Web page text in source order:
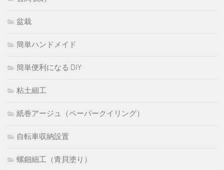
盆栽
簡単ハンドメイド
簡単便利になる DIY
粘土細工
紙巻アージュ（ペーパークイリング）
自転車収納設置
螺鈿細工（青貝塗り）